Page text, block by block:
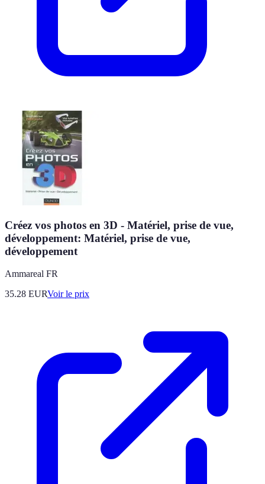
Créez vos photos en 3D - Matériel, prise de vue,
développement: Matériel, prise de vue,
développement
Ammareal FR
35.28 EURVoir le prix